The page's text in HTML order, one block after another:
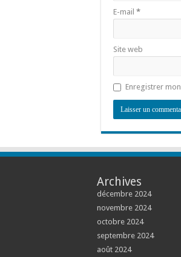
E-mail *
Site web
Enregistrer
Archives
décembre 2024
novembre 2024
octobre 2024
septembre 2024
août 2024